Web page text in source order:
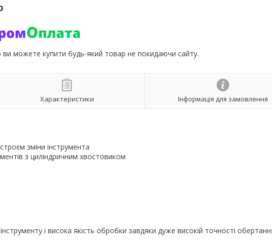
ви можете купити будь-який товар не покидаючи сайту.
Характеристики Інформація для замовлення
зміни інструмента
з циліндричним хвостовиком
і висока якість обробки завдяки дуже високій точності